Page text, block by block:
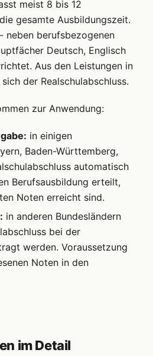
meist 8 bis 12
gesamte Ausbildungszeit.
neben berufsbezogenen
Deutsch, Englisch
Aus den Leistungen in
der Realschulabschluss.
zur Anwendung:
in einigen
Baden-Württemberg,
automatisch
Berufsausbildung erteilt,
Noten erreicht sind.
in anderen Bundesländern
bei der
werden. Voraussetzung
Noten in den
im Detail